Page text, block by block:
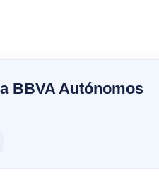
BBVA Autónomos